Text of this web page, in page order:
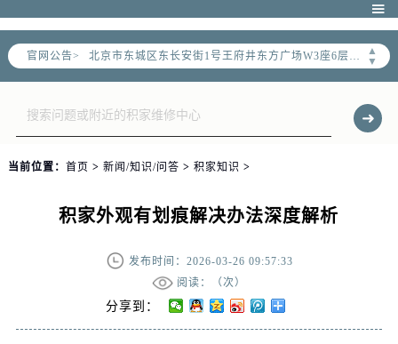

官网公告>
▲
▼
北京市朝阳区建国门外大街甲6号华熙国际中心D座11层1102室售后服务中心（需提前预约）
北京市东城区东长安街1号王府井东方广场W3座6层602室售后服务中心（需提前预约）
节假日正常营业！
当前位置： 首页 > 新闻/知识/问答 > 积家知识 >
积家外观有划痕解决办法深度解析
发布时间：2026-03-26 09:57:33
阅读：（次）
分享到：